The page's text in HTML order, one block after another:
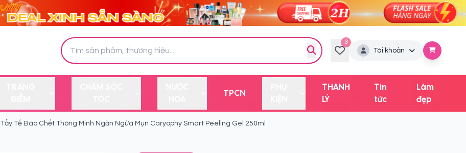
3
Tài khoản
TPCN
THANH
LÝ
Tin
tức
Làm
đẹp
Tẩy Tế Bào Chết Thông Minh Ngăn Ngừa Mụn Caryophy Smart Peeling Gel 250ml